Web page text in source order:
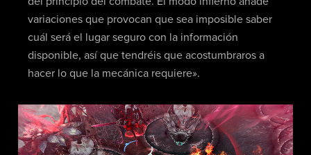
variaciones que provocan que sea imposible saber
cuál será el lugar seguro con la información
disponible, así que tendréis que acostumbraros a
hacer lo que la mecánica requiere».